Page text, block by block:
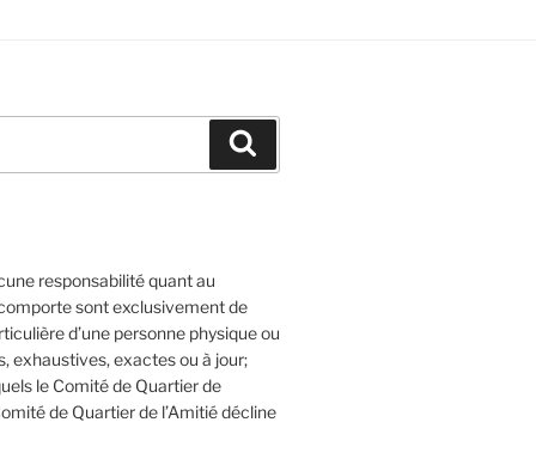
responsabilité quant au
sont exclusivement de
d’une personne physique ou
exhaustives, exactes ou à jour;
le Comité de Quartier de
de Quartier de l’Amitié décline